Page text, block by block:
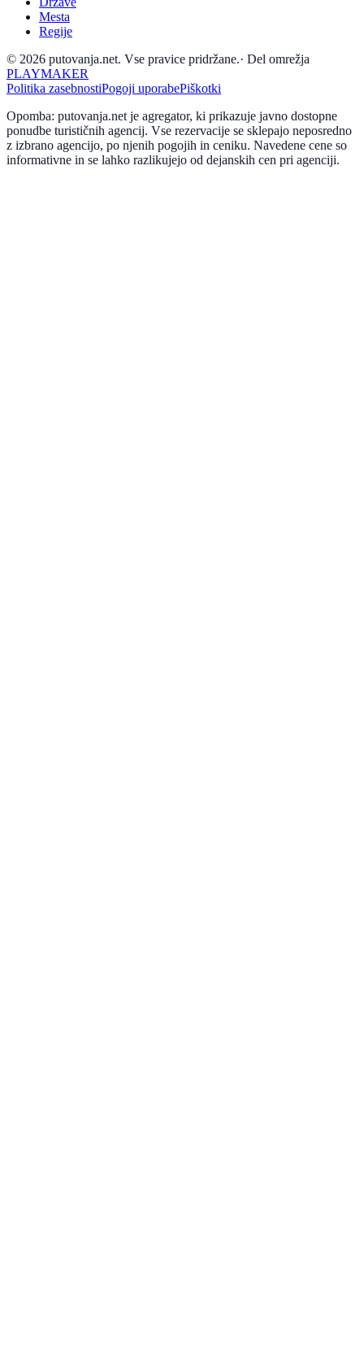
Mesta
Regije
© 2026 putovanja.net. Vse pravice pridržane.· Del omrežja
PLAYMAKER
Politika zasebnostiPogoji uporabePiškotki
Opomba: putovanja.net je agregator, ki prikazuje javno dostopne
ponudbe turističnih agencij. Vse rezervacije se sklepajo neposredno
z izbrano agencijo, po njenih pogojih in ceniku. Navedene cene so
informativne in se lahko razlikujejo od dejanskih cen pri agenciji.